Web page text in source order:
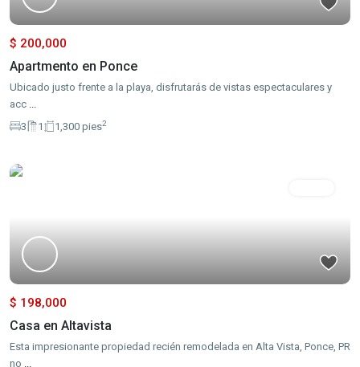
$ 200,000
Apartmento en Ponce
Ubicado justo frente a la playa, disfrutarás de vistas espectaculares y
acc ...
3
1 1,300 pies2
$ 198,000
Casa en Altavista
Esta impresionante propiedad recién remodelada en Alta Vista, Ponce, PR
no ...